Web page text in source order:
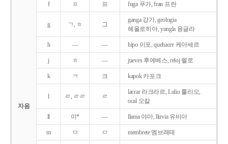
자음
f ㅍ 프 fuga 푸가, fran 프란
g ㄱ, ㅎ 그
ganga 강가, geologia
헤올로히아, yungla 융글라
h ― ― hipo 이포, quehacer 케아세르
j ㅎ ― jueves 후에베스, reloj 렐로
k ㅋ 크 kapok 카포크
l ㄹ, ㄹㄹ ㄹ
lacrar 라크라르, Lulio 룰리오,
ocal 오칼
ll 이* ― llama 야마, lluvia 유비아
m ㅁ ㅁ membrete 멤브레테